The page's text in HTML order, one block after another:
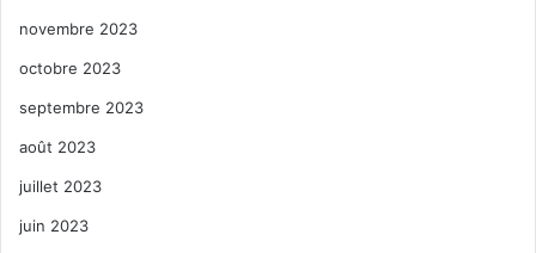
novembre 2023
octobre 2023
septembre 2023
août 2023
juillet 2023
juin 2023